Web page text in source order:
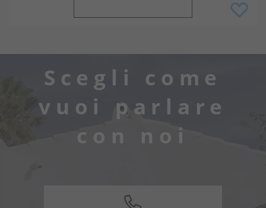
Scegli come
vuoi parlare
con noi